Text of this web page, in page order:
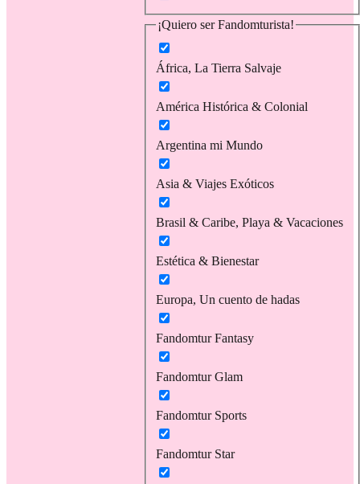
¡Quiero ser Fandomturista!
África, La Tierra Salvaje
América Histórica & Colonial
Argentina mi Mundo
Asia & Viajes Exóticos
Brasil & Caribe, Playa & Vacaciones
Estética & Bienestar
Europa, Un cuento de hadas
Fandomtur Fantasy
Fandomtur Glam
Fandomtur Sports
Fandomtur Star